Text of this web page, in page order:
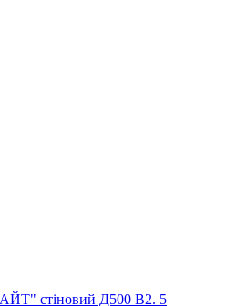
стіновий Д500 В2. 5